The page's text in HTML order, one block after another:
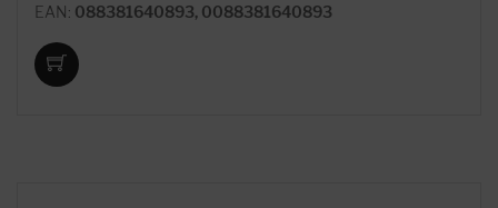
EAN: 088381640893, 0088381640893